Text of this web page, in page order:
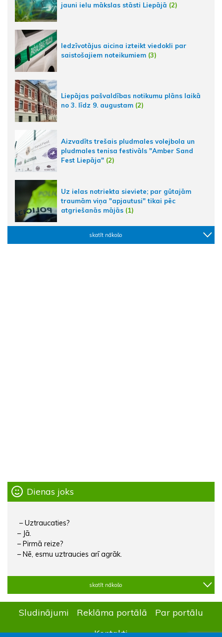
jauni ielu mākslas stāsti Liepājā (2)
Iedzīvotājus aicina izteikt viedokli par
saistošajiem noteikumiem (3)
Liepājas pašvaldības notikumu plāns laikā
no 3. līdz 9. augustam (2)
Aizvadīts trešais pludmales volejbola un
pludmales tenisa festivāls "Amber Sand
Fest Liepāja" (2)
Uz ielas notriekta sieviete; par gūtajām
traumām viņa "apjautusi" tikai pēc
atgriešanās mājās (1)
skatīt nākošo
Dienas joks
– Uztraucaties?
– Jā.
– Pirmā reize?
– Nē, esmu uztraucies arī agrāk.
skatīt nākošo
Sludinājumi Reklāma portālā
Par portālu
Kontakti